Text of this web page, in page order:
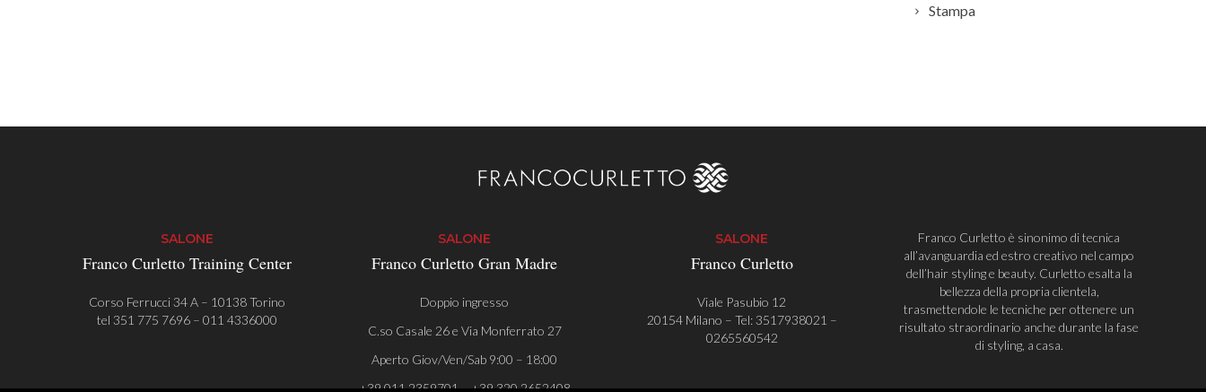
Stampa
SALONE
Franco Curletto Training Center
Corso Ferrucci 34 A – 10138 Torino
tel 351 775 7696 – 011 4336000
SALONE
Franco Curletto Gran Madre
Doppio ingresso
C.so Casale 26 e Via Monferrato 27
Aperto Giov/Ven/Sab 9:00 – 18:00
+39 011 2359701 – +39 320 2652408
SALONE
Franco Curletto
Viale Pasubio 12
20154 Milano – Tel:3517938021 –
0265560542
Franco Curletto è sinonimo di tecnica
all’avanguardia ed estro creativo nel campo
dell’hair styling e beauty. Curletto esalta la
bellezza della propria clientela,
trasmettendole le tecniche per ottenere un
risultato straordinario anche durante la fase
di styling, a casa.